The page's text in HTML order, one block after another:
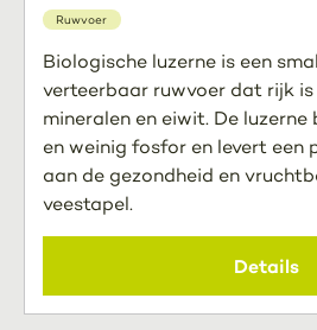
Ruwvoer
Biologische luzerne is een
verteerbaar ruwvoer dat rijk
mineralen en eiwit. De
en weinig fosfor en levert een
aan de gezondheid en
veestapel.
Details